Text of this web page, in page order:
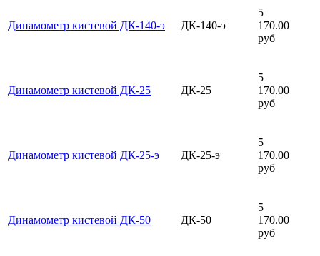
Динамометр кистевой ДК-140-э ДК-140-э
5
170.00
руб
Динамометр кистевой ДК-25 ДК-25
5
170.00
руб
Динамометр кистевой ДК-25-э ДК-25-э
5
170.00
руб
Динамометр кистевой ДК-50 ДК-50
5
170.00
руб